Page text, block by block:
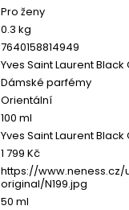
Pro ženy
0.3 kg
7640158814949
Yves Saint Laurent Black
Dámské parfémy
Orientální
100 ml
Yves Saint Laurent Black
1 799 Kč
https://
original/N199.jpg
50 ml